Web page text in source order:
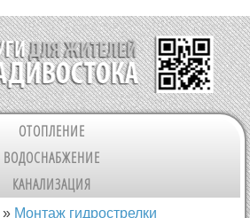
ОТОПЛЕНИЕ
ВОДОСНАБЖЕНИЕ
КАНАЛИЗАЦИЯ
» Монтаж гидрострелки